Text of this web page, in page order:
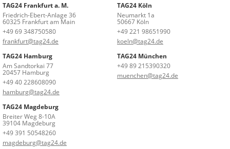
TAG24 Frankfurt a. M.
Friedrich-Ebert-Anlage 36
60325 Frankfurt am Main
+49 69 348750580
frankfurt@tag24.de
TAG24 Köln
Neumarkt 1a
50667 Köln
+49 221 98651990
koeln@tag24.de
TAG24 Hamburg
Am Sandtorkai 77
20457 Hamburg
+49 40 228608090
hamburg@tag24.de
TAG24 München
+49 89 215390320
muenchen@tag24.de
TAG24 Magdeburg
Breiter Weg 8-10A
39104 Magdeburg
+49 391 50548260
magdeburg@tag24.de